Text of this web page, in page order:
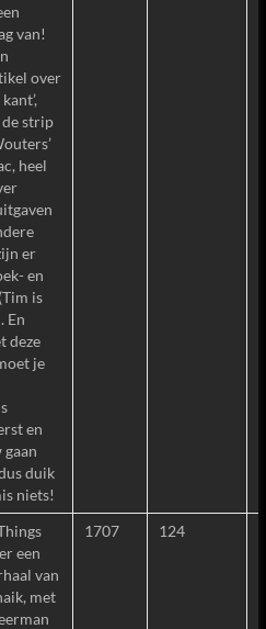
van!
over
strip
heel
er
en
is
En
deze
je
en
duik
niets!
een
van
met
1707 124